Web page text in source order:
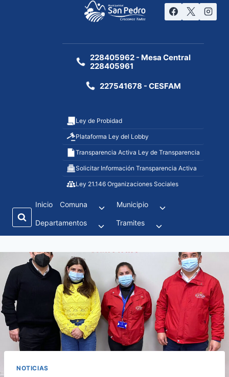
228405962 - Mesa Central
228405961
227541678 - CESFAM
Ley de Probidad
Plataforma Ley del Lobby
Transparencia Activa Ley de Transparencia
Solicitar Información Transparencia Activa
Ley 21.146 Organizaciones Sociales
Inicio Comuna Municipio
Departamentos Tramites
NOTICIAS